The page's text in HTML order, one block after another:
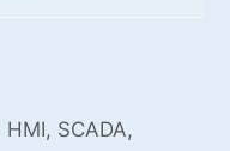
SCADA,